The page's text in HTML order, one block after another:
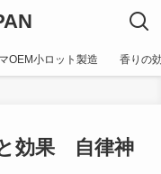
OEM小ロット製造 香りの
効果 自律神